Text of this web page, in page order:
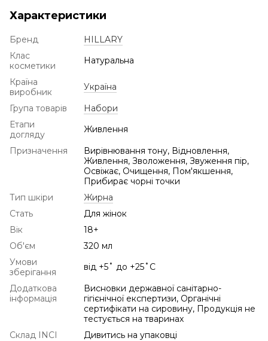
Характеристики
Бренд
HILLARY
Клас
косметики
Натуральна
Країна
виробник
Україна
Група товарів
Набори
Етапи
догляду
Живлення
Призначення
Вирівнювання тону, Відновлення,
Живлення, Зволоження, Звуження пір,
Освіжає, Очищення, Пом'якшення,
Прибирає чорні точки
Тип шкіри
Жирна
Стать
Для жінок
Вік
18+
Об'єм
320 мл
Умови
зберігання
від +5˚ до +25˚С
Додаткова
інформація
Висновки державної санітарно-
гігієнічної експертизи, Органічні
сертифікати на сировину, Продукція не
тестується на тваринах
Склад INCI
Дивитись на упаковці